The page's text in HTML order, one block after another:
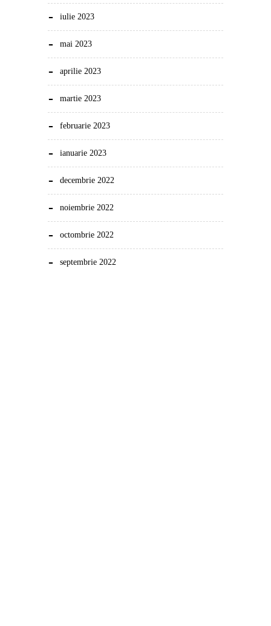
iulie 2023
mai 2023
aprilie 2023
martie 2023
februarie 2023
ianuarie 2023
decembrie 2022
noiembrie 2022
octombrie 2022
septembrie 2022